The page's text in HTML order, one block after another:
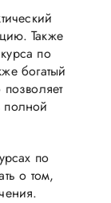
Также
по
богатый
полной
по
о том,